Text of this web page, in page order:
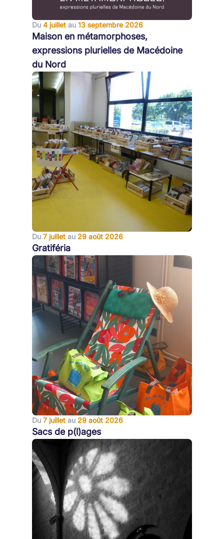
Du 4 juillet au 13 septembre 2026
Maison en métamorphoses,
expressions plurielles de Macédoine
du Nord
Du 7 juillet au 29 août 2026
Gratiféria
Du 7 juillet au 29 août 2026
Sacs de p(l)ages